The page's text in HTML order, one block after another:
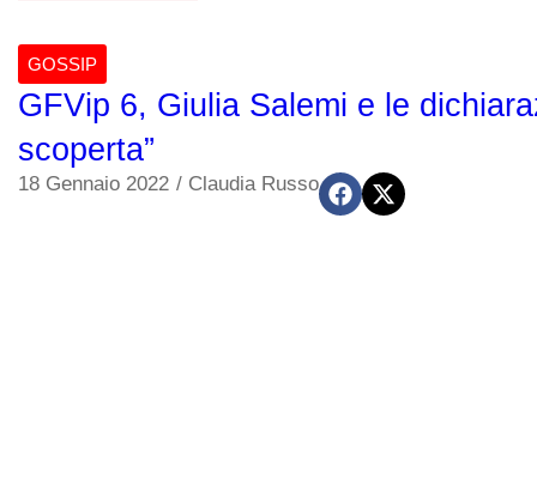
GOSSIP
GFVip 6, Giulia Salemi e le
scoperta”
18 Gennaio 2022 / Claudia Russo